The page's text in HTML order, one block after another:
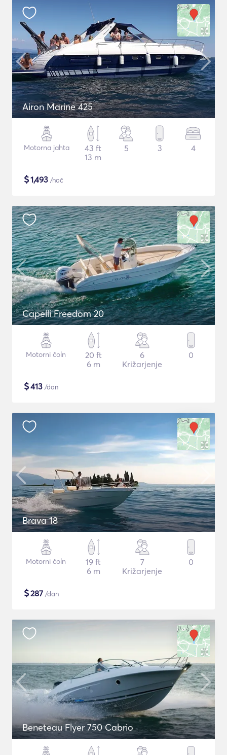
Airon Marine 425
Motorna jahta
43 ft
13 m
5 3 4
$1,493 /noč
Capelli Freedom 20
Motorni čoln
20 ft
6 m
6
Križarjenje
0
$413 /dan
Brava 18
Motorni čoln
19 ft
6 m
7
Križarjenje
0
$287 /dan
Beneteau Flyer 750 Cabrio